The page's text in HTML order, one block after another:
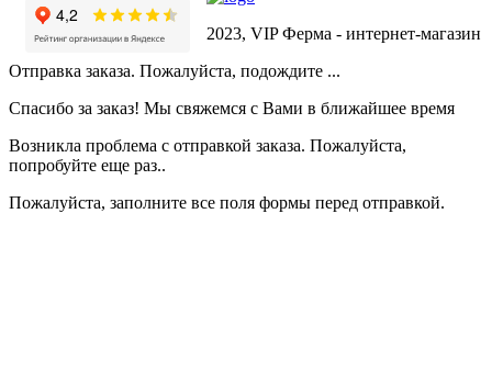
2023, VIP Ферма - интернет-магазин
Отправка заказа. Пожалуйста, подождите ...
Спасибо за заказ! Мы свяжемся с Вами в ближайшее время
Возникла проблема с отправкой заказа. Пожалуйста,
попробуйте еще раз..
Пожалуйста, заполните все поля формы перед отправкой.